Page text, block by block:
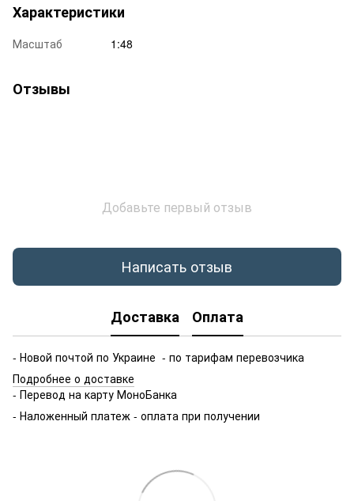
Характеристики
Масштаб 1:48
Отзывы
Добавьте первый отзыв
Написать отзыв
Доставка Оплата
- Новой почтой по Украине - по тарифам перевозчика
Подробнее о доставке
- Перевод на карту МоноБанка
- Наложенный платеж - оплата при получении